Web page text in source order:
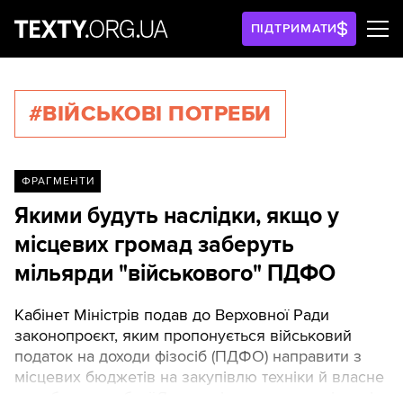
ПІДТРИМАТИ
#ВІЙСЬКОВІ ПОТРЕБИ
ФРАГМЕНТИ
Якими будуть наслідки, якщо у
місцевих громад заберуть
мільярди "військового" ПДФО
Кабінет Міністрів подав до Верховної Ради
законопроєкт, яким пропонується військовий
податок на доходи фізосіб (ПДФО) направити з
місцевих бюджетів на закупівлю техніки й власне